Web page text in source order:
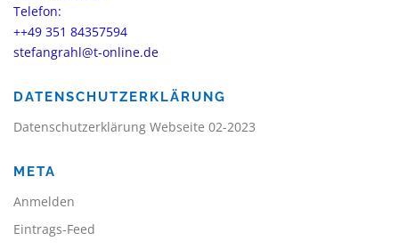
Telefon:
++49 351 84357594
stefangrahl@t-online.de
DATENSCHUTZERKLÄRUNG
Datenschutzerklärung Webseite 02-2023
META
Anmelden
Eintrags-Feed